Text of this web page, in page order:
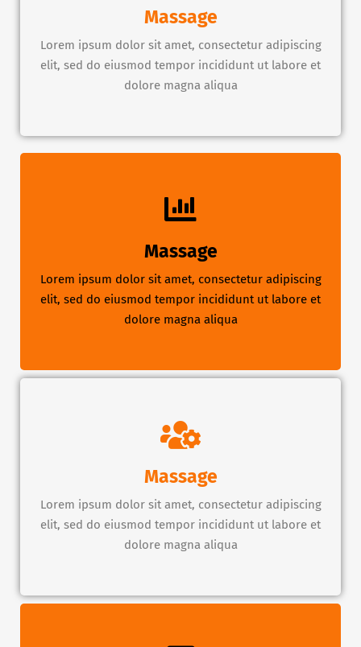
Massage
Lorem ipsum dolor sit amet, consectetur adipiscing
elit, sed do eiusmod tempor incididunt ut labore et
dolore magna aliqua
Massage
Lorem ipsum dolor sit amet, consectetur adipiscing
elit, sed do eiusmod tempor incididunt ut labore et
dolore magna aliqua
Massage
Lorem ipsum dolor sit amet, consectetur adipiscing
elit, sed do eiusmod tempor incididunt ut labore et
dolore magna aliqua